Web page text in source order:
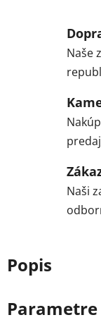
Naše
Naši
Popis
Parametre